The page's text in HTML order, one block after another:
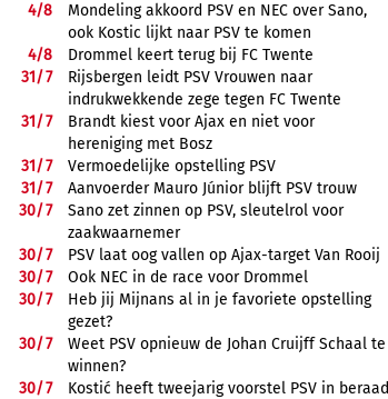
4/8
Mondeling akkoord PSV en NEC over Sano,
ook Kostic lijkt naar PSV te komen
4/8
Drommel keert terug bij FC Twente
31/7
Rijsbergen leidt PSV Vrouwen naar
indrukwekkende zege tegen FC Twente
31/7
Brandt kiest voor Ajax en niet voor
hereniging met Bosz
31/7
Vermoedelijke opstelling PSV
31/7
Aanvoerder Mauro Júnior blijft PSV trouw
30/7
Sano zet zinnen op PSV, sleutelrol voor
zaakwaarnemer
30/7
PSV laat oog vallen op Ajax-target Van Rooij
30/7
Ook NEC in de race voor Drommel
30/7
Heb jij Mijnans al in je favoriete opstelling
gezet?
30/7
Weet PSV opnieuw de Johan Cruijff Schaal te
winnen?
30/7
Kostić heeft tweejarig voorstel PSV in beraad